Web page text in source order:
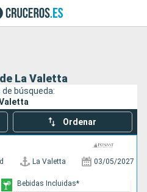
La Valetta
búsqueda:
Ordenar
La Valetta 03/05/2027
Bebidas Incluidas*